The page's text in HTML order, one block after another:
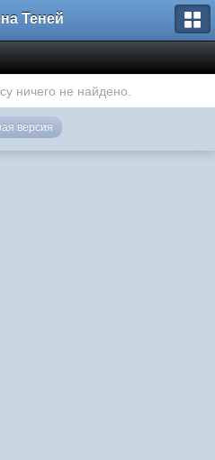
Теней
ничего не найдено.
версия